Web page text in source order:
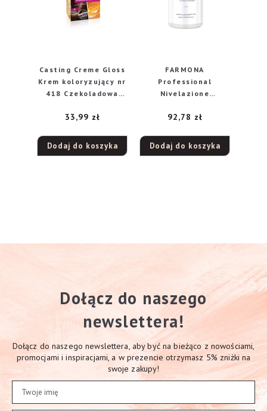
Casting Creme Gloss
Krem koloryzujący nr
418 Czekoladowa
33,99 zł
Dodaj do koszyka
FARMONA
Professional
Nivelazione
kąpieli stóp 1500g
92,78 zł
Dodaj do koszyka
Dołącz do naszego
newslettera!
Dołącz do naszego newslettera, aby być na bieżąco z nowościami,
promocjami i inspiracjami, a w prezencie otrzymasz 5% zniżki na
swoje zakupy!